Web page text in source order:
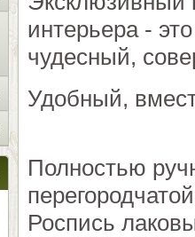
интерьера -
чудесный,
Удобный,
Полностью
Роспись